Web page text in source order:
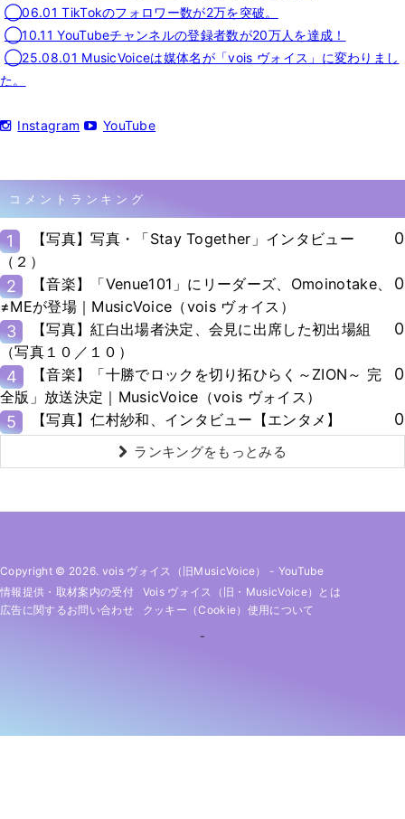
◯06.01 TikTokのフォロワー数が2万を突破。
◯10.11 YouTubeチャンネルの登録者数が20万人を達成！
◯25.08.01 MusicVoiceは媒体名が「vois ヴォイス」に変わりまし
た。
Instagram YouTube
コメントランキング
1
【写真】写真・「Stay Together」インタビュー
（２）
0
2
【音楽】「Venue101」にリーダーズ、Omoinotake、
≠MEが登場｜MusicVoice（vois ヴォイス）
0
3
【写真】紅白出場者決定、会見に出席した初出場組
（写真１０／１０）
0
4
【音楽】「十勝でロックを切り拓ひらく～ZION～ 完
全版」放送決定｜MusicVoice（vois ヴォイス）
0
5 【写真】仁村紗和、インタビュー【エンタメ】 0
ランキングをもっとみる
Copyright © 2026. vois ヴォイス（旧MusicVoice） - YouTube
情報提供・取材案内の受付
Vois ヴォイス（旧・MusicVoice）とは
広告に関するお問い合わせ
クッキー（cookie）使用について
-